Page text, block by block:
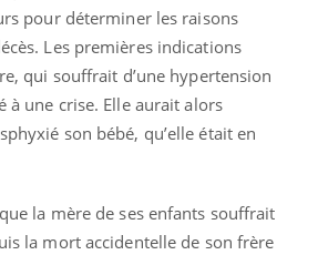
pour déterminer les raisons
Les premières indications
qui souffrait d’une hypertension
à une crise. Elle aurait alors
son bébé, qu’elle était en
la mère de ses enfants souffrait
la mort accidentelle de son frère